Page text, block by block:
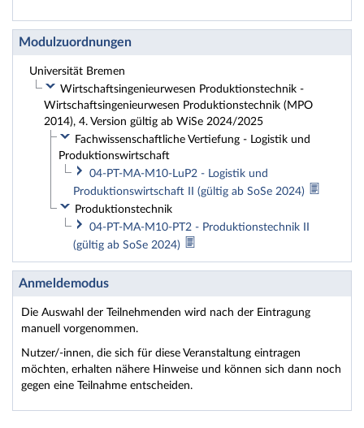
Modulzuordnungen
Universität Bremen
Wirtschaftsingenieurwesen Produktionstechnik -
Wirtschaftsingenieurwesen Produktionstechnik (MPO
2014), 4. Version gültig ab WiSe 2024/2025
Fachwissenschaftliche Vertiefung - Logistik und
Produktionswirtschaft
04-PT-MA-M10-LuP2 - Logistik und
Produktionswirtschaft II (gültig ab SoSe 2024)
Produktionstechnik
04-PT-MA-M10-PT2 - Produktionstechnik II
(gültig ab SoSe 2024)
Anmeldemodus
Die Auswahl der Teilnehmenden wird nach der Eintragung
manuell vorgenommen.
Nutzer/-innen, die sich für diese Veranstaltung eintragen
möchten, erhalten nähere Hinweise und können sich dann noch
gegen eine Teilnahme entscheiden.